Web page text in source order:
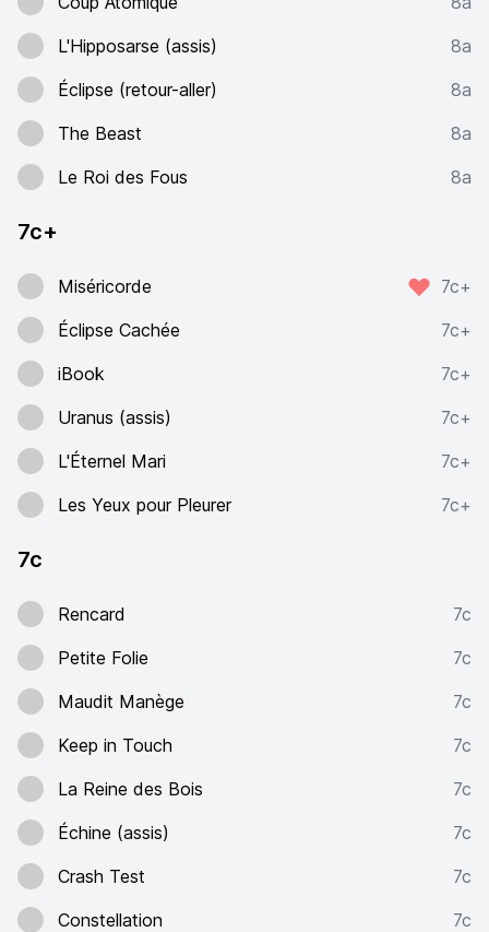
L'Hipposarse (assis)
8a
Éclipse (retour-aller)
8a
The Beast
8a
Le Roi des Fous
8a
7c+
Miséricorde
7c+
Éclipse Cachée
7c+
iBook
7c+
Uranus (assis)
7c+
L'Éternel Mari
7c+
Les Yeux pour Pleurer
7c+
7c
Rencard
7c
Petite Folie
7c
Maudit Manège
7c
Keep in Touch
7c
La Reine des Bois
7c
Échine (assis)
7c
Crash Test
7c
Constellation
7c